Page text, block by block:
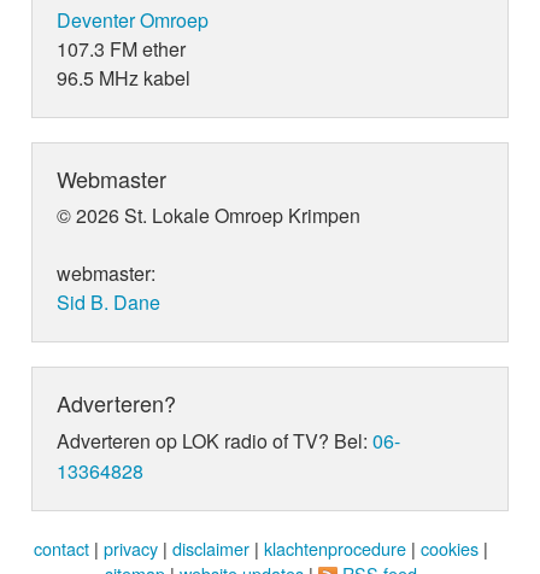
Deventer Omroep
107.3 FM ether
96.5 MHz kabel
Webmaster
© 2026 St. Lokale Omroep Krimpen
webmaster:
Sid B. Dane
Adverteren?
Adverteren op LOK radio of TV? Bel:06-
13364828
contact | privacy | disclaimer | klachtenprocedure | cookies |